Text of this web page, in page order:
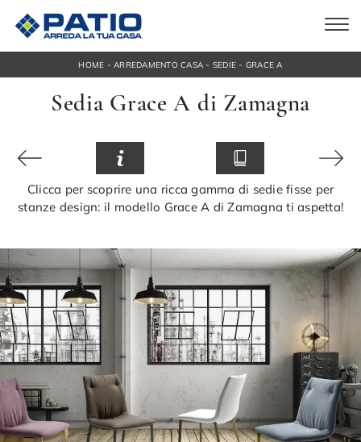
HOME -ARREDAMENTO CASA - SEDIE - GRACE A
Sedia Grace A di Zamagna
Clicca per scoprire una ricca gamma di sedie fisse per
stanze design: il modello Grace A di Zamagna ti aspetta!